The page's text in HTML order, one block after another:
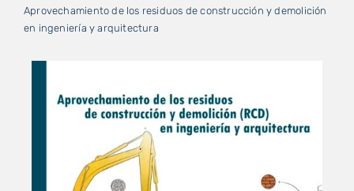
Catálogo Editorial
Autores
Equipo Editorial
Aprovechamiento de los residuos de construcción y demolición
en ingeniería y arquitectura